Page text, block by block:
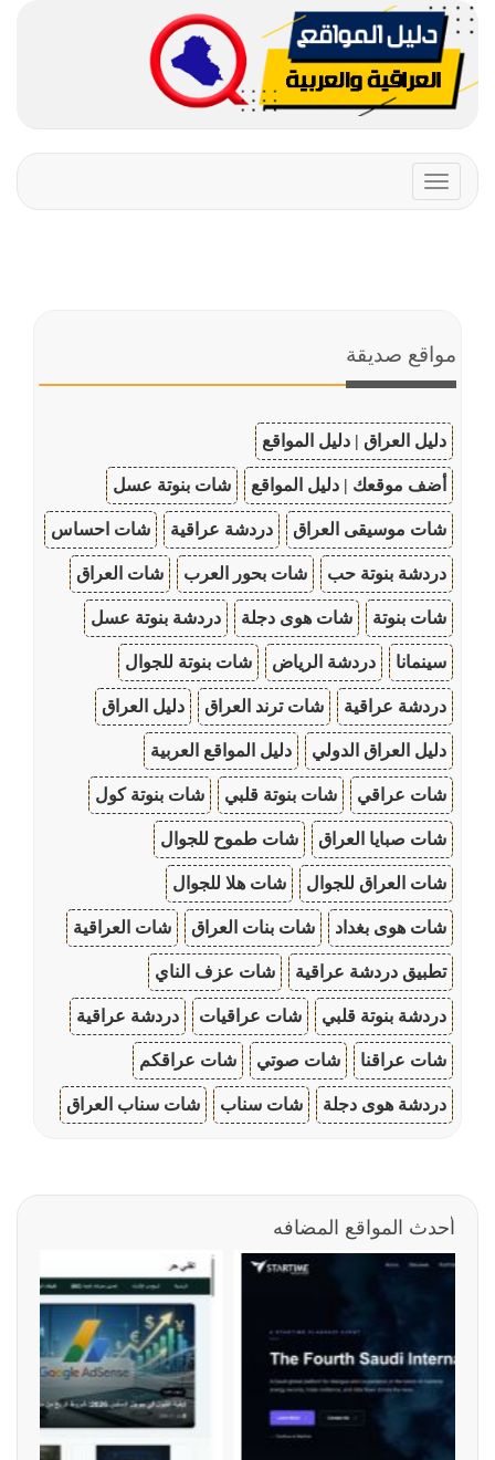
Toggle
navigation
مواقع صديقة
دليل العراق | دليل المواقع
أضف موقعك | دليل المواقع شات بنوتة عسل
شات موسيقى العراق دردشة عراقية شات احساس
دردشة بنوتة حب شات بحور العرب شات العراق
شات بنوتة شات هوى دجلة دردشة بنوتة عسل
سينمانا دردشة الرياض شات بنوتة للجوال
دردشة عراقية شات ترند العراق دليل العراق
دليل العراق الدولي دليل المواقع العربية
شات عراقي شات بنوتة قلبي شات بنوتة كول
شات صبايا العراق شات طموح للجوال
شات العراق للجوال شات هلا للجوال
شات هوى بغداد شات بنات العراق شات العراقية
تطبيق دردشة عراقية شات عزف الناي
دردشة بنوتة قلبي شات عراقيات دردشة عراقية
شات عراقنا شات صوتي شات عراقكم
دردشة هوى دجلة شات سناب شات سناب العراق
أحدث المواقع المضافه